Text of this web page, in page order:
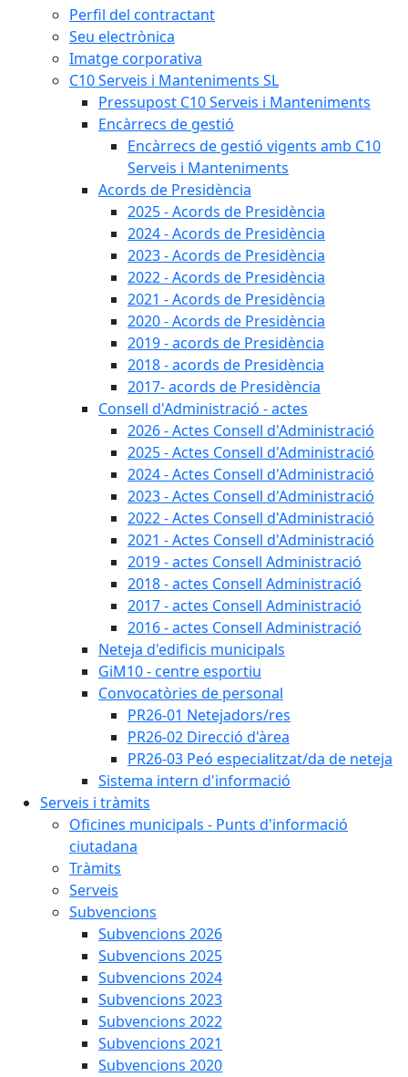
Perfil del contractant
Seu electrònica
Imatge corporativa
C10 Serveis i Manteniments SL
Pressupost C10 Serveis i Manteniments
Encàrrecs de gestió
Encàrrecs de gestió vigents amb C10
Serveis i Manteniments
Acords de Presidència
2025 - Acords de Presidència
2024 - Acords de Presidència
2023 - Acords de Presidència
2022 - Acords de Presidència
2021 - Acords de Presidència
2020 - Acords de Presidència
2019 - acords de Presidència
2018 - acords de Presidència
2017- acords de Presidència
Consell d'Administració - actes
2026 - Actes Consell d'Administració
2025 - Actes Consell d'Administració
2024 - Actes Consell d'Administració
2023 - Actes Consell d'Administració
2022 - Actes Consell d'Administració
2021 - Actes Consell d'Administració
2019 - actes Consell Administració
2018 - actes Consell Administració
2017 - actes Consell Administració
2016 - actes Consell Administració
Neteja d'edificis municipals
GiM10 - centre esportiu
Convocatòries de personal
PR26-01 Netejadors/res
PR26-02 Direcció d'àrea
PR26-03 Peó especialitzat/da de neteja
Sistema intern d'informació
Serveis i tràmits
Oficines municipals - Punts d'informació
ciutadana
Tràmits
Serveis
Subvencions
Subvencions 2026
Subvencions 2025
Subvencions 2024
Subvencions 2023
Subvencions 2022
Subvencions 2021
Subvencions 2020